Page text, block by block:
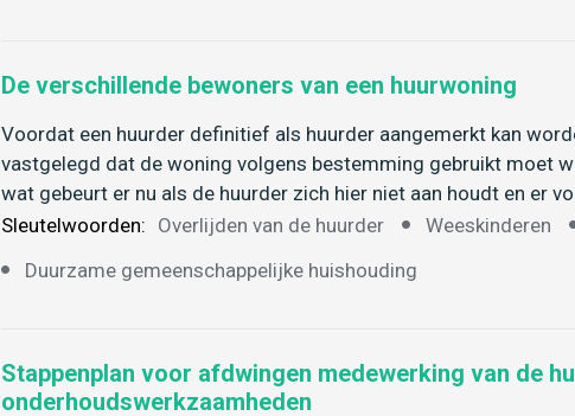
De verschillende bewoners van een huurwoning
Voordat een huurder definitief als huurder aangemerkt kan
vastgelegd dat de woning volgens bestemming gebruikt moet
wat gebeurt er nu als de huurder zich hier niet aan houdt en er
Sleutelwoorden: Overlijden van de huurder Weeskinderen
Duurzame gemeenschappelijke huishouding
Stappenplan voor afdwingen medewerking van de
onderhoudswerkzaamheden